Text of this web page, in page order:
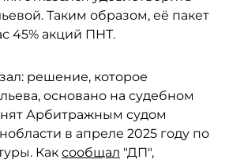
Таким образом, её пакет
45% акций ПНТ.
решение, которое
основано на судебном
Арбитражным судом
в апреле 2025 году по
Как сообщал "ДП",